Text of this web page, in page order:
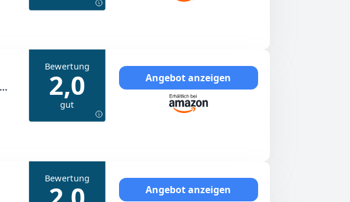
Bewertung
2,0
gut
Angebot anzeigen
Bewertung
Angebot anzeigen